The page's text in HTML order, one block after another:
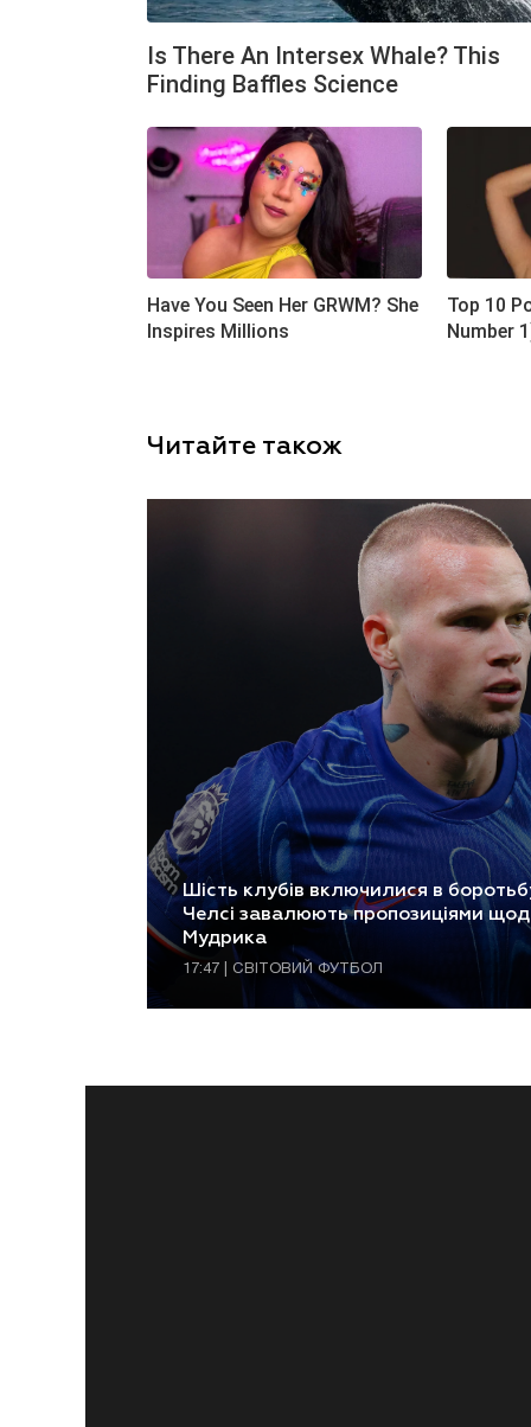
Читайте також
Шість клубів включилися в
Челсі завалюють пропозиціями
Мудрика
17:47 | СВІТОВИЙ ФУТБОЛ